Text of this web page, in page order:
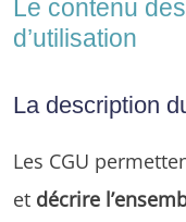
Le contenu
d’utilisation
La description
Les CGU
et décrire